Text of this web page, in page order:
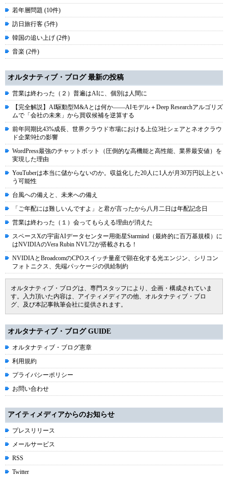
若年層問題 (10件)
訪日旅行客 (5件)
韓国の追い上げ (2件)
音楽 (2件)
オルタナティブ・ブログ 最新の投稿
営業は終わった（２）普遍はAIに、個別は人間に
【完全解説】AI駆動型M&Aとは何か――AIモデル＋Deep Researchアルゴリズ
ムで「会社の未来」から買収候補を逆算する
前年同期比43%成長、世界クラウド市場における上位3社シェアとネオクラウ
ド企業9社の影響
WordPress最強のチャットボット（圧倒的な高機能と高性能、業界最安値）を
実現した理由
YouTuberは本当に儲からないのか。収益化した20人に1人が月30万円以上とい
う可能性
台風への備えと、未来への備え
「ご年配には難しいんですよ」と君が言ったから八月二日は年配記念日
営業は終わった（１）会ってもらえる理由が消えた
スペースXの宇宙AIデータセンター用衛星Starmind（最終的に百万基規模）に
はNVIDIAのVera Rubin NVL72が搭載される！
NVIDIAとBroadcomのCPOスイッチ量産で顕在化する光エンジン、シリコン
フォトニクス、先端パッケージの供給制約
オルタナティブ・ブログは、専門スタッフにより、企画・構成されていま
す。入力頂いた内容は、アイティメディアの他、オルタナティブ・ブロ
グ、及び本記事執筆会社に提供されます。
オルタナティブ・ブログ GUIDE
オルタナティブ・ブログ憲章
利用規約
プライバシーポリシー
お問い合わせ
アイティメディアからのお知らせ
プレスリリース
メールサービス
RSS
Twitter